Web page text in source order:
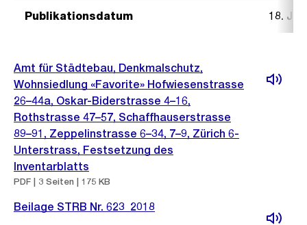
Publikationsdatum 18. Juli
Amt für Städtebau, Denkmalschutz,
Wohnsiedlung «Favorite» Hofwiesenstrasse
26–44a, Oskar-Biderstrasse 4–16,
Rothstrasse 47–57, Schaffhauserstrasse
89–91, Zeppelinstrasse 6–34, 7–9, Zürich 6-
Unterstrass, Festsetzung des
Inventarblatts
PDF | 3 Seiten | 175 KB
Beilage STRB Nr. 623_2018